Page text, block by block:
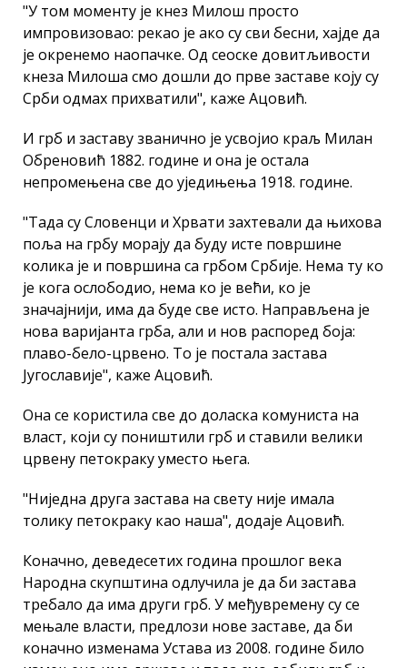
"У том моменту је кнез Милош просто
импровизовао: рекао је ако су сви бесни, хајде да
је окренемо наопачке. Од сеоске довитљивости
кнеза Милоша смо дошли до прве заставе коју су
Срби одмах прихватили", каже Ацовић.
И грб и заставу званично је усвојио краљ Милан
Обреновић 1882. године и она је остала
непромењена све до уједињења 1918. године.
"Тада су Словенци и Хрвати захтевали да њихова
поља на грбу морају да буду исте површине
колика је и површина са грбом Србије. Нема ту ко
је кога ослободио, нема ко је већи, ко је
значајнији, има да буде све исто. Направљена је
нова варијанта грба, али и нов распоред боја:
плаво-бело-црвено. То је постала застава
Југославије", каже Ацовић.
Она се користила све до доласка комуниста на
власт, који су поништили грб и ставили велики
црвену петокраку уместо њега.
"Ниједна друга застава на свету није имала
толику петокраку као наша", додаје Ацовић.
Коначно, деведесетих година прошлог века
Народна скупштина одлучила је да би застава
требало да има други грб. У међувремену су се
мењале власти, предлози нове заставе, да би
коначно изменама Устава из 2008. године било